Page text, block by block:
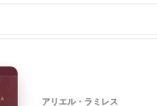
アリエル・ラミレス